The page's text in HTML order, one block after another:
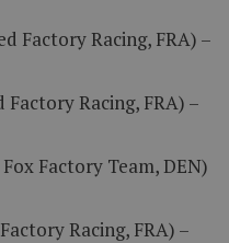
Factory Racing, FRA) –
Racing, FRA) –
Factory Team, DEN)
Racing, FRA) –